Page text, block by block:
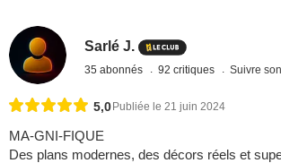
Sarlé J.
35 abonnés 92 critiques Suivre
5,0Publiée le 21 juin 2024
MA-GNI-FIQUE
Des plans modernes, des décors réels et